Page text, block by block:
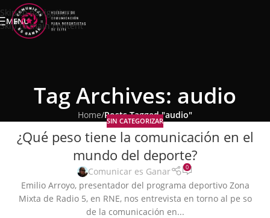
Skip to navigation
Skip to main content
MENU
Tag Archives: audio
Home/Posts Tagged "audio"
SIN CATEGORIZAR
¿Qué peso tiene la comunicación en el
mundo del deporte?
Comunicar es Ganar 0
Emilio Arroyo, presentador del programa deportivo Zona
Mixta de Radio 5, en RNE, nos entrevista en torno al pe so
de la comunicación en...